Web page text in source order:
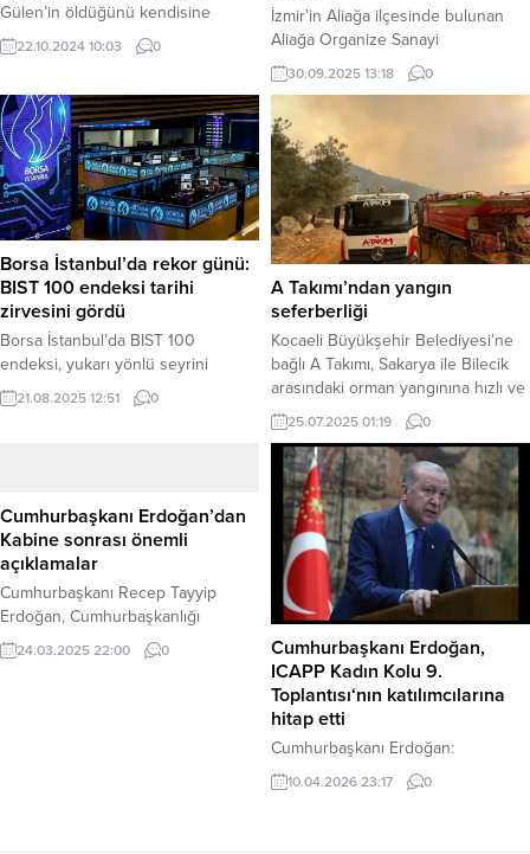
Gülen’in öldüğünü kendisine
yakınlığı ile bilinen Herkul sitesi
duyurdu. Fethullah Gülen
Herkul sitesi, bomba etkisi
yaratacak bir iddiada bulundu.
Siteye göre, Fetullahçı Terör
Örgütü (FETÖ)’nün elebaşı
Fethullah Gülen hayatını kaybetti.
Sitenin X hesabından yaptığı
açıklamada; “Ömrünün her anını
din-i...
22.10.2024 10:03 0
İzmir’in Aliağa ilçesinde bulunan
Aliağa Organize Sanayi
Bölgesi’ndeki (ALOSBİ) bir
fabrikada çıkan yangın, itfaiye
büyümeden söndürüldü. Haber
Merkezi – Yangın, bugün (Salı) öğle
saatlerinde ALOSBİ’de faaliyet
gösteren ve galvanizli elektrik
direği üretimi yapan bir fabrikanın
üretim bölümünde çıktı. Henüz
bilinmeyen bir nedenle başlayan
alevler, kısa sürede fabrikanın...
30.09.2025 13:18 0
Borsa İstanbul’da rekor günü:
BIST 100 endeksi tarihi
zirvesini gördü
Borsa İstanbul’da BIST 100
endeksi, yukarı yönlü seyrini
sürdürerek 11.301 puanla tüm
zamanların en yüksek seviyesine
dünkü kapanışa göre 61,25 puan
ve %0,55’lik bir artışla 11.263,83
puandan açıldı. Açılışın ardından
alımların güçlenmesiyle...
21.08.2025 12:51 0
A Takımı’ndan yangın
seferberliği
Kocaeli Büyükşehir Belediyesi’ne
bağlı A Takımı, Sakarya ile Bilecik
arasındaki orman yangınına hızlı ve
etkin müdahalede bulundu. Zorlu
arazi ve hava koşullarında gece
gündüz çalışan ekipler, yangının
yayılmasını engelledi. Müdahale,
bölgedeki söndürme çalışmalarına
önemli katkı sağladı. Kocaeli
Büyükşehir Belediyesi Yol ve
Bakım Dairesi Başkanlığı’na bağlı “A
Takımı”, Sakarya’dan Bilecik’e
sıçrayan...
25.07.2025 01:19 0
Cumhurbaşkanı Erdoğan’dan
Kabine sonrası önemli
açıklamalar
Cumhurbaşkanı Recep Tayyip
Erdoğan, Cumhurbaşkanlığı
Külliyesi’nde gerçekleştirilen
Kabine Toplantısı’nın ardından
24.03.2025 22:00 0
Cumhurbaşkanı Erdoğan,
ICAPP Kadın Kolu 9.
Toplantısı‘nın katılımcılarına
hitap etti
Cumhurbaşkanı Erdoğan:
“Savaşların ve sıcak çatışmaların
biri bitmeden maalesef diğeri
10.04.2026 23:17 0